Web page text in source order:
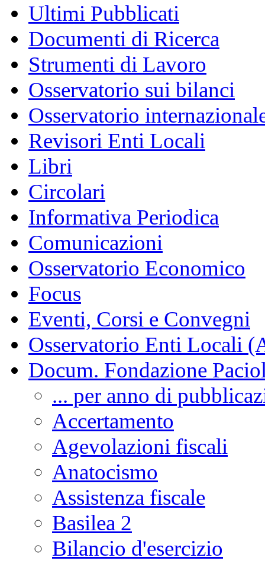
Ultimi Pubblicati
Documenti di Ricerca
Strumenti di Lavoro
Osservatorio sui bilanci
Osservatorio
Revisori Enti Locali
Libri
Circolari
Informativa Periodica
Comunicazioni
Osservatorio Economico
Focus
Eventi, Corsi e Convegni
Osservatorio Enti Locali
Docum. Fondazione
... per anno di
Accertamento
Agevolazioni fiscali
Anatocismo
Assistenza fiscale
Basilea 2
Bilancio d'esercizio